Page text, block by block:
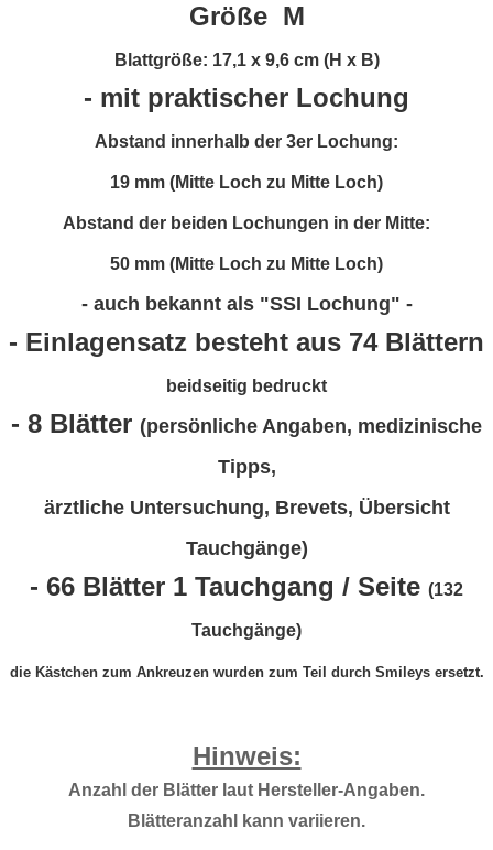
Größe M
Blattgröße: 17,1 x 9,6 cm (H x B)
- mit praktischer Lochung
Abstand innerhalb der 3er Lochung:
19 mm (Mitte Loch zu Mitte Loch)
Abstand der beiden Lochungen in der Mitte:
50 mm (Mitte Loch zu Mitte Loch)
- auch bekannt als "SSI Lochung" -
- Einlagensatz besteht aus 74 Blättern
beidseitig bedruckt
- 8 Blätter (persönliche Angaben, medizinische
Tipps,
ärztliche Untersuchung, Brevets, Übersicht
Tauchgänge)
- 66 Blätter 1 Tauchgang / Seite (132
Tauchgänge)
die Kästchen zum Ankreuzen wurden zum Teil durch Smileys ersetzt.
Hinweis:
Anzahl der Blätter laut Hersteller-Angaben.
Blätteranzahl kann variieren.